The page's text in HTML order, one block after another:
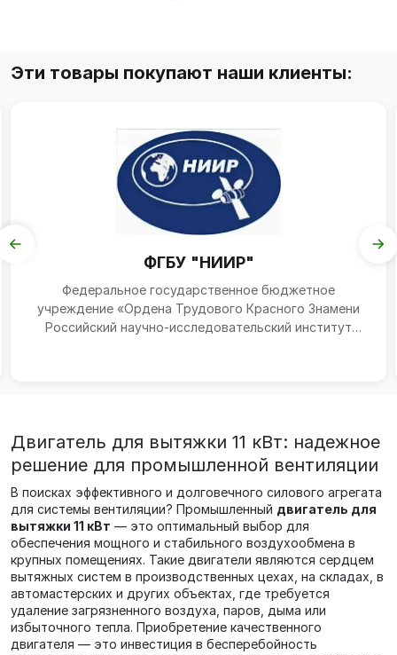
Эти товары покупают наши клиенты:
ФГБУ "НИИР"
Федеральное государственное бюджетное
учреждение «Ордена Трудового Красного Знамени
Российский научно-исследовательский институт
Двигатель для вытяжки 11 кВт: надежное
решение для промышленной вентиляции
В поисках эффективного и долговечного силового агрегата
для системы вентиляции? Промышленный двигатель для
вытяжки 11 кВт — это оптимальный выбор для
обеспечения мощного и стабильного воздухообмена в
крупных помещениях. Такие двигатели являются сердцем
вытяжных систем в производственных цехах, на складах, в
автомастерских и других объектах, где требуется
удаление загрязненного воздуха, паров, дыма или
избыточного тепла. Приобретение качественного
двигателя — это инвестиция в бесперебойность